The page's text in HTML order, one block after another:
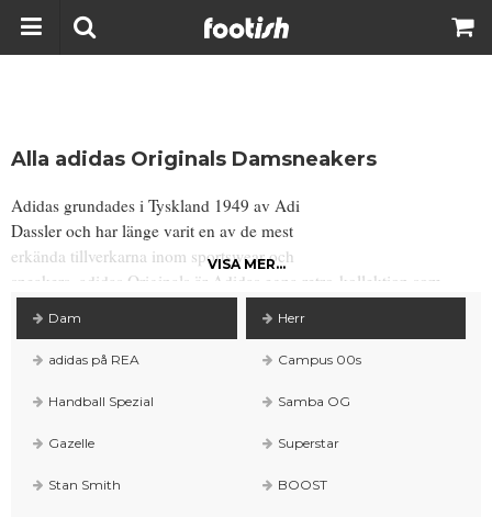
Alla adidas Originals Damsneakers
Adidas grundades i Tyskland 1949 av Adi
Dassler och har länge varit en av de mest
erkända tillverkarna inom sportswear och
sneakers. adidas Originals är Adidas egna retro-kollektion som
VISA MER...
Dam Herr
adidas på REA Campus 00s
Handball Spezial Samba OG
Gazelle Superstar
Stan Smith BOOST